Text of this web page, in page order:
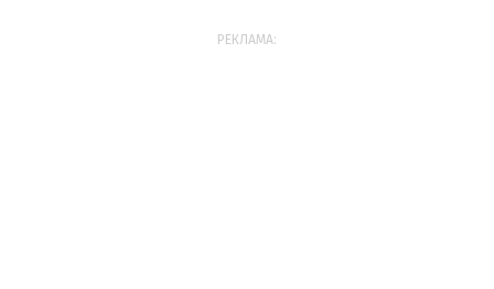
РЕКЛАМА: